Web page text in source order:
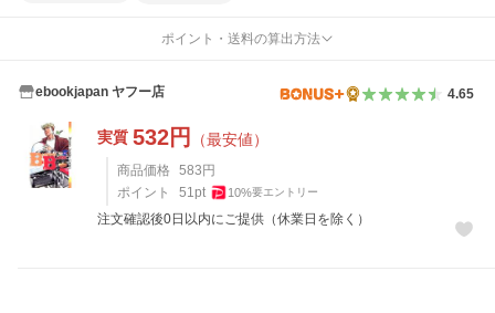
ポイント・送料の算出方法
ebookjapan ヤフー店 4.65
実質 532円 （最安値）
商品価格 583 円
ポイント
51pt 10%要エントリー
注文確認後0日以内にご提供（休業日を除く）